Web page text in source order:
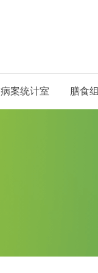
病案统计室 膳食组